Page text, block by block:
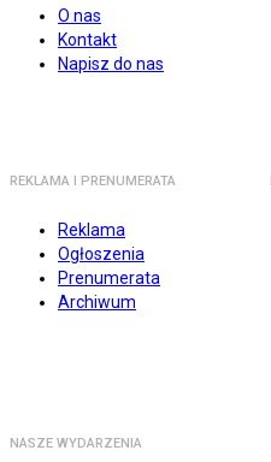
O nas
Kontakt
Napisz do nas
REKLAMA I PRENUMERATA
Reklama
Ogłoszenia
Prenumerata
Archiwum
NASZE WYDARZENIA